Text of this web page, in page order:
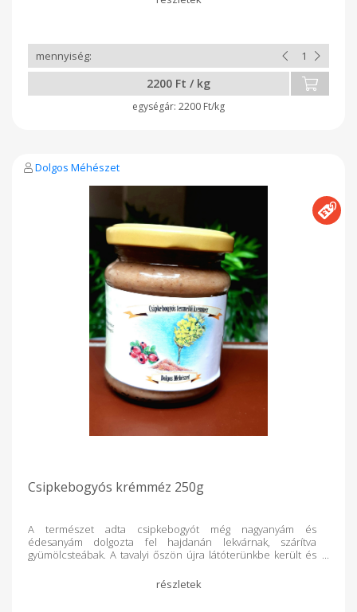
2200 Ft / kg
2200 Ft/kg
Dolgos Méhészet
Csipkebogyós krémméz 250g
A természet adta csipkebogyót még nagyanyám és
édesanyám dolgozta fel hajdanán lekvárnak, szárítva
gyümölcsteábak. A tavalyi őszön újra látóterünkbe került és
hogy a sok kis csipkebogyószőr kikerüljön a pucolásnál, de az
eredmény finom lett és ami fontos, egészséget tápláló. A